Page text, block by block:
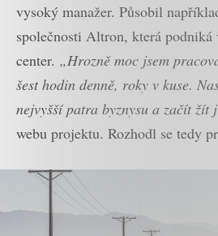
vysoký manažer. Působil
společnosti Altron, která podniká
center. „Hrozně moc jsem
šest hodin denně, roky v kuse.
nejvyšší patra byznysu a začít žít
webu projektu. Rozhodl se tedy